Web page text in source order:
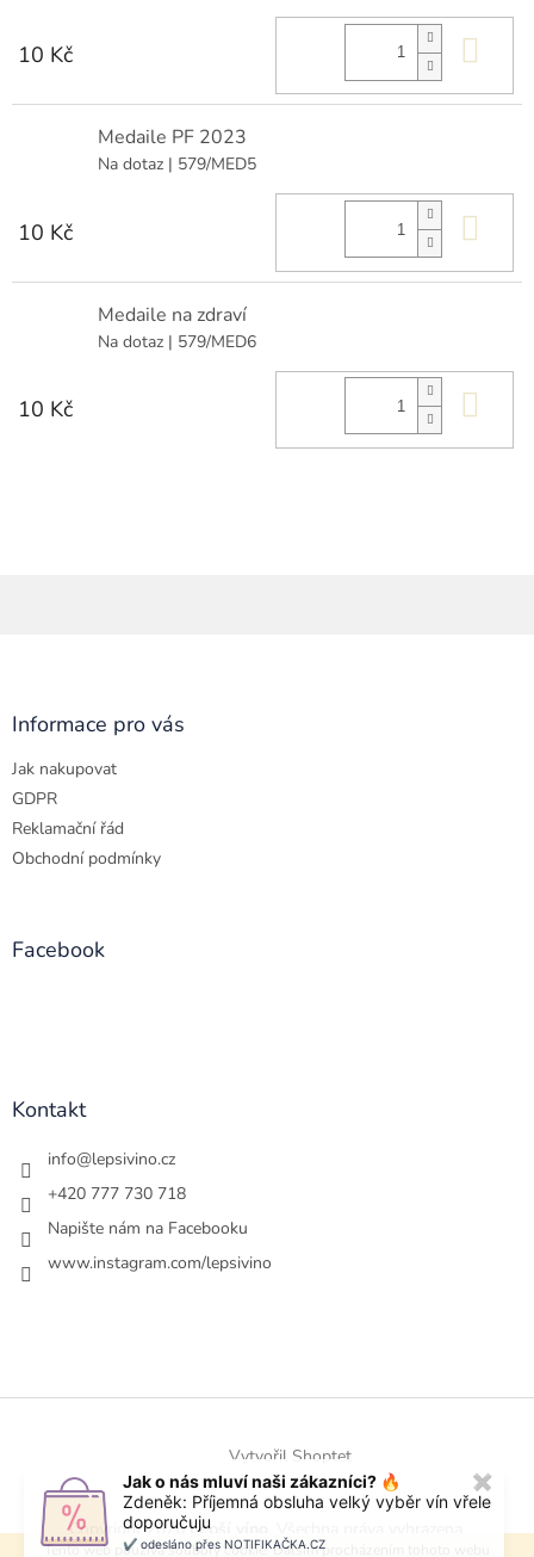
Tento web používá soubory cookie. Dalším procházením tohoto webu
10 Kč
Medaile PF 2023
Na dotaz | 579/MED5
10 Kč
Medaile na zdraví
Na dotaz | 579/MED6
10 Kč
Informace pro vás
Jak nakupovat
GDPR
Reklamační řád
Obchodní podmínky
Facebook
Kontakt
info@lepsivino.cz
+420 777 730 718
Napište nám na Facebooku
www.instagram.com/lepsivino
Vytvořil Shoptet
Copyright 2026Lepší víno
Jak o nás mluví naši zákazníci? 🔥
✖
Zdeněk: Příjemná obsluha velký vyběr vín vřele
doporučuju
✔️ odesláno přes NOTIFIKAČKA.CZ